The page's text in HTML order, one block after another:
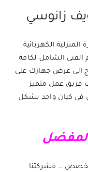
زانوسي
الكهربائية
الفنى الشامل لكافة
الى عرض جهازك على
فريق عمل متميز
كيان واحد بشكل
المفضل
… فشركتنا